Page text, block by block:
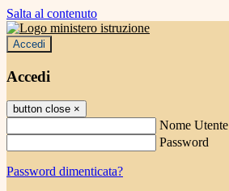
Salta al contenuto
Accedi
Accedi
button close ×
Nome Utente
Password
Password dimenticata?